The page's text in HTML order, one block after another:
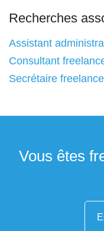
Recherches
Assistant
Consultant
Secrétaire freelance
Vous êtes